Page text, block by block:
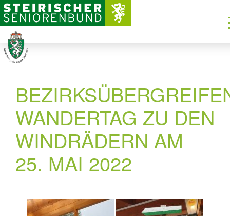
WANDERTAG ZU DEN
WINDRÄDERN AM
25. MAI 2022